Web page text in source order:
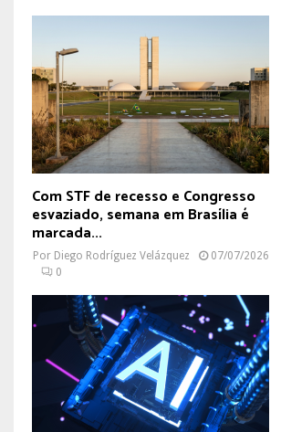
Com STF de recesso e Congresso
esvaziado, semana em Brasília é
marcada...
Por Diego Rodríguez Velázquez
07/07/2026
0